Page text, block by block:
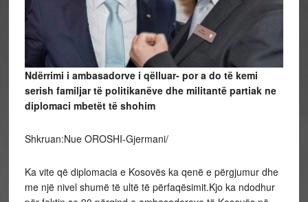
Ndërrimi i ambasadorve i qëlluar- por a do të kemi
serish familjar të politikanëve dhe militantë partiak ne
diplomaci mbetët të shohim
Shkruan:Nue OROSHI-Gjermani/
Ka vite që diplomacia e Kosovës ka qenë e përgjumur dhe
me një nivel shumë të ultë të përfaqësimit.Kjo ka ndodhur